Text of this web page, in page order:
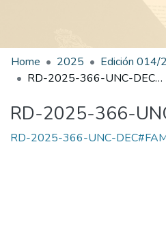
Home 2025
RD-2025-366-UNC-DEC#FAMAF
RD-2025-366-
RD-2025-366-UNC-